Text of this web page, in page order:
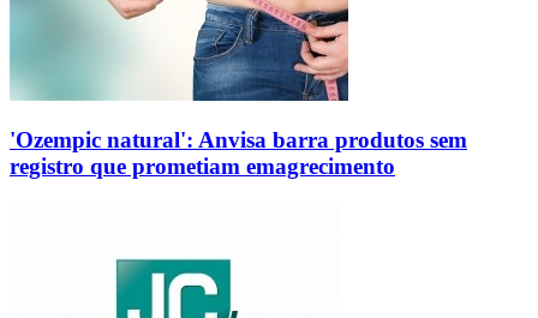
'Ozempic natural': Anvisa barra produtos sem
registro que prometiam emagrecimento